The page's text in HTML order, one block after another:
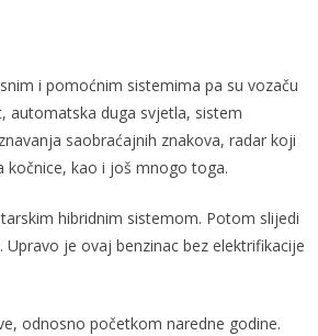
i pomoćnim sistemima pa su vozaču
automatska duga svjetla, sistem
saobraćajnih znakova, radar koji
kočnice, kao i još mnogo toga.
hibridnim sistemom. Potom slijedi
je ovaj benzinac bez elektrifikacije
odnosno početkom naredne godine.